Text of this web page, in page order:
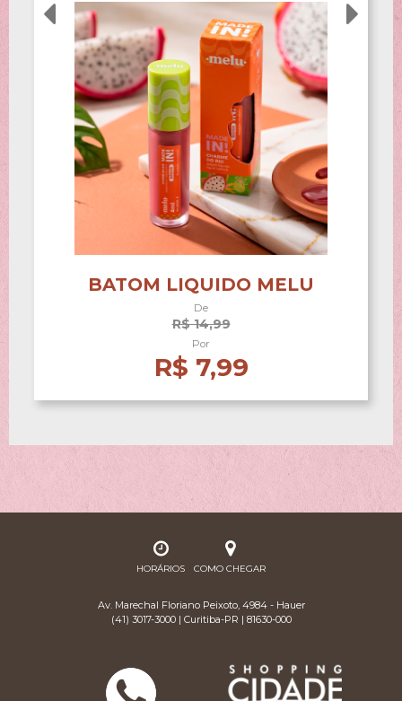
BATOM LIQUIDO MELU
De
R$ 14,99
Por
R$ 7,99
HORÁRIOS COMO CHEGAR
Av. Marechal Floriano Peixoto, 4984 - Hauer
(41) 3017-3000 | Curitiba-PR | 81630-000